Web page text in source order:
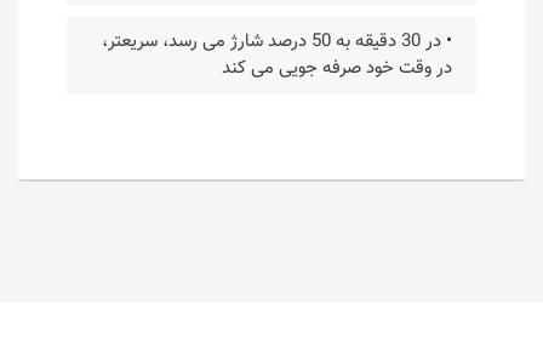
• در 30 دقیقه به 50 درصد شارژ می رسد، سریعتر،
در وقت خود صرفه جویی می کند